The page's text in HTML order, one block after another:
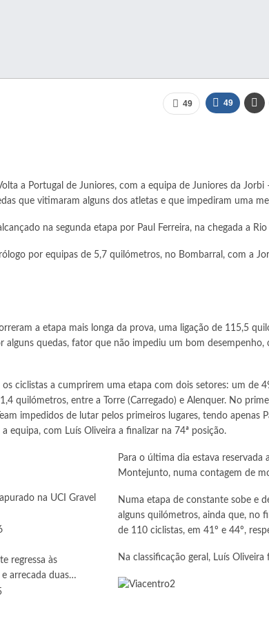
49 49
a Portugal de Juniores, com a equipa de Juniores da
que vitimaram alguns dos atletas e que impediram uma
na segunda etapa por Paul Ferreira, na chegada a
por equipas de 5,7 quilómetros, no Bombarral, com a
a etapa mais longa da prova, uma ligação de 115,5
alguns quedas, fator que não impediu um bom
ciclistas a cumprirem uma etapa com dois setores: um de
quilómetros, entre a Torre (Carregado) e Alenquer. No
impedidos de lutar pelos primeiros lugares, tendo apenas
equipa, com Luís Oliveira a finalizar na 74ª posição.
na UCI Gravel
regressa às
arrecada duas…
Para o última dia estava
Montejunto, numa contagem de
Numa etapa de constante sobe e
alguns quilómetros, ainda que, no
de 110 ciclistas, em 41º e 44º,
Na classificação geral, Luís